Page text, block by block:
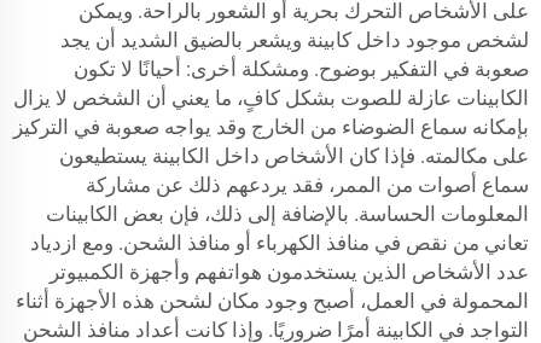
على الأشخاص التحرك بحرية أو الشعور بالراحة. ويمكن
لشخص موجود داخل كابينة ويشعر بالضيق الشديد أن يجد
صعوبة في التفكير بوضوح. ومشكلة أخرى: أحيانًا لا تكون
الكابينات عازلة للصوت بشكل كافٍ، ما يعني أن الشخص لا يزال
بإمكانه سماع الضوضاء من الخارج وقد يواجه صعوبة في التركيز
على مكالمته. فإذا كان الأشخاص داخل الكابينة يستطيعون
سماع أصوات من الممر، فقد يردعهم ذلك عن مشاركة
المعلومات الحساسة. بالإضافة إلى ذلك، فإن بعض الكابينات
تعاني من نقص في منافذ الكهرباء أو منافذ الشحن. ومع ازدياد
عدد الأشخاص الذين يستخدمون هواتفهم وأجهزة الكمبيوتر
المحمولة في العمل، أصبح وجود مكان لشحن هذه الأجهزة أثناء
التواجد في الكابينة أمرًا ضروريًا. وإذا كانت أعداد منافذ الشحن